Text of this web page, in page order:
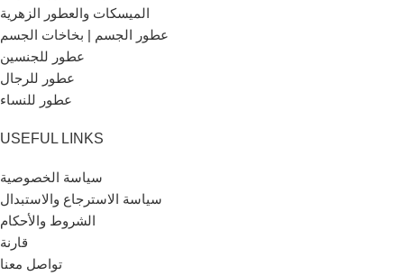
الميسكات والعطور الزهرية
عطور الجسم | بخاخات الجسم
عطور للجنسين
عطور للرجال
عطور للنساء
USEFUL LINKS
سياسة الخصوصية
سياسة الاسترجاع والاستبدال
الشروط والأحكام
قارنة
تواصل معنا